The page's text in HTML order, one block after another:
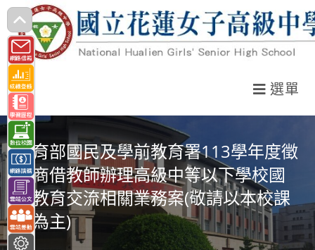
跳
轉
至
主
要
內
容
選單
教育部國民及學前教育署113學年度徵
聘商借教師辦理高級中等以下學校國
際教育交流相關業務案(敬請以本校課
務為主)